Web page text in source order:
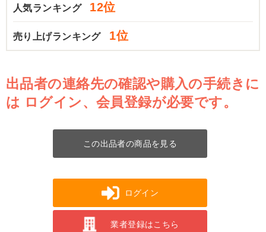
人気ランキング 12位
売り上げランキング 1位
出品者の連絡先の確認や購入の手続きに
は ログイン、会員登録が必要です。
この出品者の商品を見る
ログイン
業者登録はこちら